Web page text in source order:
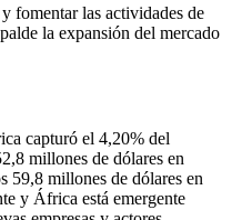
fomentar las actividades de
la expansión del mercado
capturó el 4,20% del
millones de dólares en
59,8 millones de dólares en
y África está emergente